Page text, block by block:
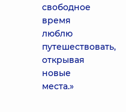
свободное
время
люблю
путешествовать,
открывая
новые
места.»